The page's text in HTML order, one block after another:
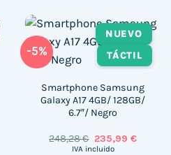
-5%
NUEVO
TÁCTIL
Smartphone Samsung
Galaxy A17 4GB/ 128GB/
6.7″/ Negro
248,28€ El
precio
235,99 €El
IVA incluido